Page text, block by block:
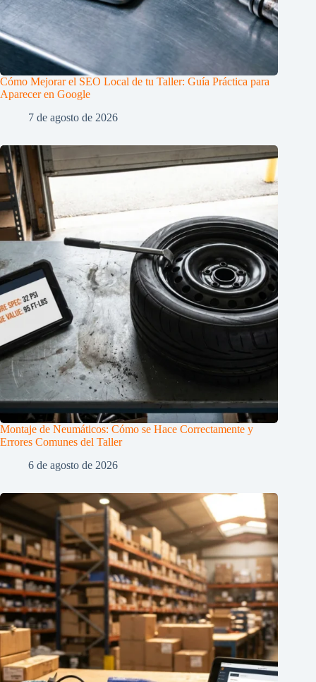
Cómo Mejorar el SEO Local de tu Taller: Guía Práctica para
Aparecer en Google
7 de agosto de 2026
Montaje de Neumáticos: Cómo se Hace Correctamente y
Errores Comunes del Taller
6 de agosto de 2026